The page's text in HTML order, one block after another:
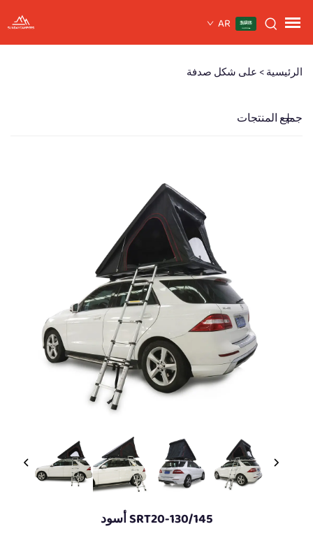
AR
الرئيسية >على شكل صدفة
جميع المنتجات
SRT20-130/145 أسود